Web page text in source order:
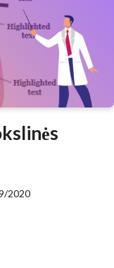
2020